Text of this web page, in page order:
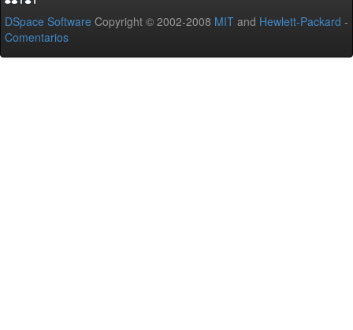
DSpace Software Copyright © 2002-2008 MIT and Hewlett-Packard -
Comentarios